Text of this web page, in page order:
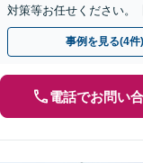
対策等お任せください。
話相談可】
事例を見る(4件)
電話でお問い